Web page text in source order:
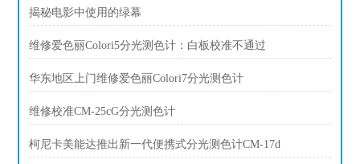
揭秘电影中使用的绿幕
维修爱色丽Colori5分光测色计：白板校准不通过
华东地区上门维修爱色丽Colori7分光测色计
维修校准CM-25cG分光测色计
柯尼卡美能达推出新一代便携式分光测色计CM-17d